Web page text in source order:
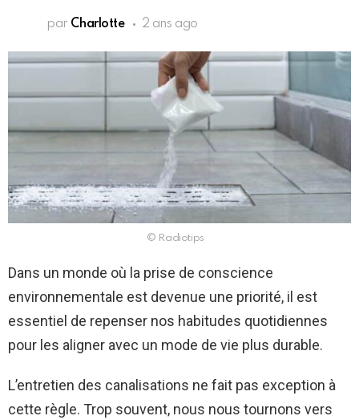
par Charlotte 2 ans ago
© Radiotips
Dans un monde où la prise de conscience
environnementale est devenue une priorité, il est
essentiel de repenser nos habitudes quotidiennes
pour les aligner avec un mode de vie plus durable.
L’entretien des canalisations ne fait pas exception à
cette règle. Trop souvent, nous nous tournons vers